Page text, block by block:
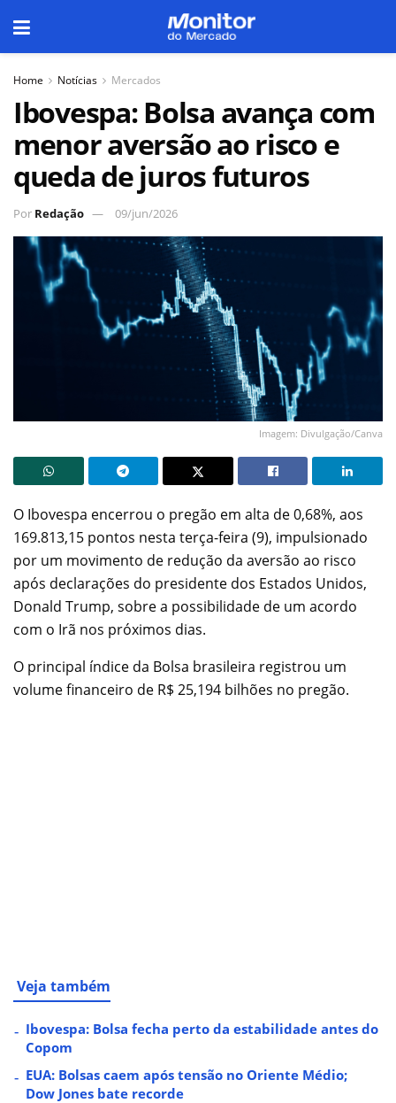
Home Notícias Mercados
Ibovespa: Bolsa avança com
menor aversão ao risco e
queda de juros futuros
Por Redação 09/jun/2026
Imagem: Divulgação/Canva
O Ibovespa encerrou o pregão em alta de 0,68%, aos
169.813,15 pontos nesta terça-feira (9), impulsionado
por um movimento de redução da aversão ao risco
após declarações do presidente dos Estados Unidos,
Donald Trump, sobre a possibilidade de um acordo
com o Irã nos próximos dias.
O principal índice da Bolsa brasileira registrou um
volume financeiro de R$ 25,194 bilhões no pregão.
Veja também
Ibovespa: Bolsa fecha perto da estabilidade antes do
Copom
EUA: Bolsas caem após tensão no Oriente Médio;
Dow Jones bate recorde